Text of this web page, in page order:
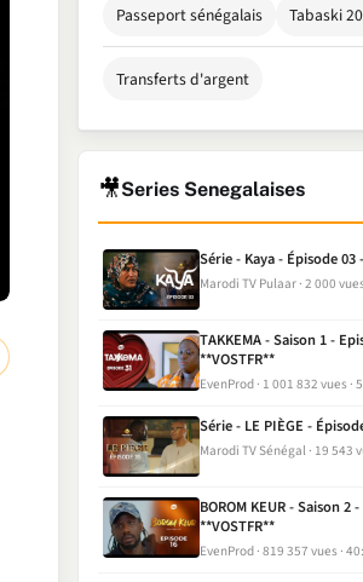
Passeport sénégalais Tabaski
Transferts d'argent
🎥Series Senegalaises
Série - Kaya - Épisode 03
Marodi TV Pulaar 2 000
TAKKEMA - Saison 1 -
**VOSTFR**
EvenProd 1 001 832 vues
Série - LE PIÈGE -
Marodi TV Sénégal 19 543
BOROM KEUR - Saison 2
**VOSTFR**
EvenProd 819 357 vues